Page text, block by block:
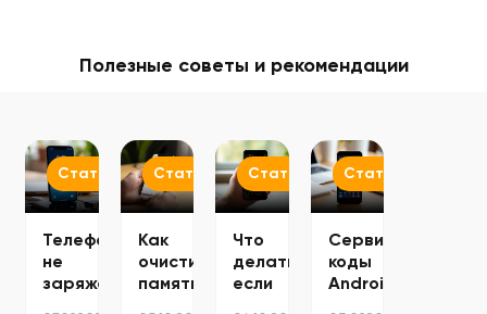
Полезные советы и рекомендации
Статьи
Телефон
не
заряжается:
Статьи
Как
очистить
память
Статьи
Что
делать
если
Статьи
Сервисные
коды
Android